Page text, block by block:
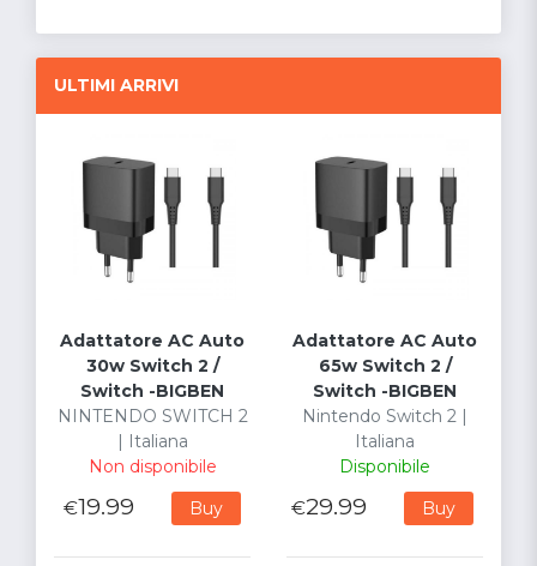
ULTIMI ARRIVI
Adattatore AC Auto
30w Switch 2 /
Switch -BIGBEN
NINTENDO SWITCH 2
| Italiana
Non disponibile
€19.99 Buy
Adattatore AC Auto
65w Switch 2 /
Switch -BIGBEN
Nintendo Switch 2 |
Italiana
Disponibile
€29.99 Buy